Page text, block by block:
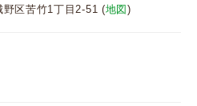
区苦竹1丁目2-51 (地図)